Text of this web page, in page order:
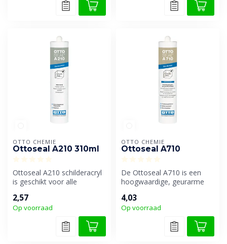
OTTO CHEMIE
Ottoseal A210 310ml
Ottoseal A210 schilderacryl
is geschikt voor alle
binnenafw...
2,57
Op voorraad
OTTO CHEMIE
Ottoseal A710
De Ottoseal A710 is een
hoogwaardige, geurarme
ontwikke...
4,03
Op voorraad